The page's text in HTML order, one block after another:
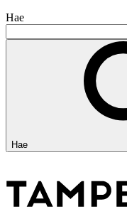
Hae
Hae